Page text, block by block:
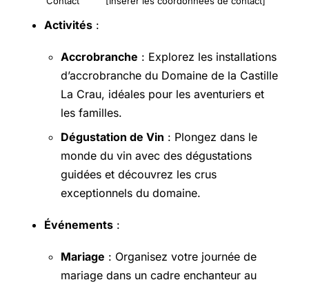
Activités :
Accrobranche : Explorez les installations
d’accrobranche du Domaine de la Castille
La Crau, idéales pour les aventuriers et
les familles.
Dégustation de Vin : Plongez dans le
monde du vin avec des dégustations
guidées et découvrez les crus
exceptionnels du domaine.
Événements :
Mariage : Organisez votre journée de
mariage dans un cadre enchanteur au